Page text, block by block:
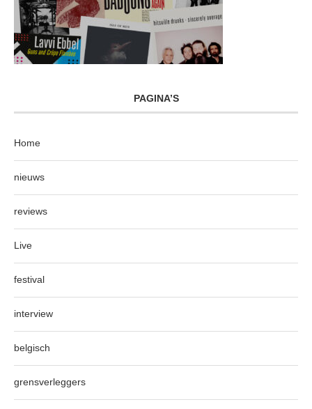
PAGINA’S
Home
nieuws
reviews
Live
festival
interview
belgisch
grensverleggers